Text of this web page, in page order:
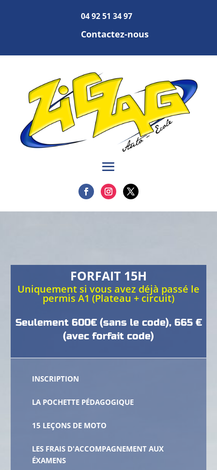
04 92 51 34 97
Contactez-nous
FORFAIT 15H
Uniquement si vous avez déjà passé le
permis A1 (Plateau + circuit)
Seulement 600€ (sans le code), 665 €
(avec forfait code)
INSCRIPTION
LA POCHETTE PÉDAGOGIQUE
15 LEÇONS DE MOTO
LES FRAIS D'ACCOMPAGNEMENT AUX
ÉXAMENS